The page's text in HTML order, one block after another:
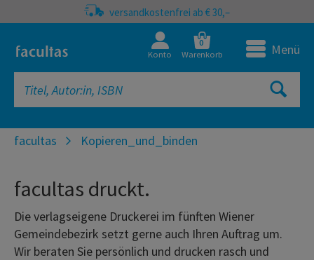
versandkostenfrei ab € 30,–
Konto
0
Warenkorb Menü
facultas Kopieren_und_binden
facultas druckt.
Die verlagseigene Druckerei im fünften Wiener
Gemeindebezirk setzt gerne auch Ihren Auftrag um.
Wir beraten Sie persönlich und drucken rasch und